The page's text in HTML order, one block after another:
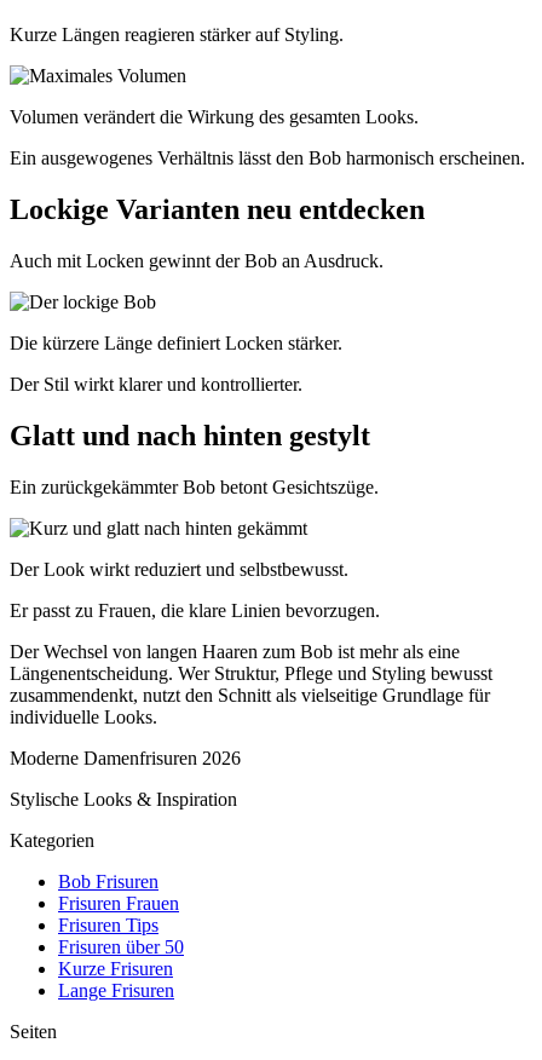
Kurze Längen reagieren stärker auf Styling.
Volumen verändert die Wirkung des gesamten Looks.
Ein ausgewogenes Verhältnis lässt den Bob harmonisch erscheinen.
Lockige Varianten neu entdecken
Auch mit Locken gewinnt der Bob an Ausdruck.
Die kürzere Länge definiert Locken stärker.
Der Stil wirkt klarer und kontrollierter.
Glatt und nach hinten gestylt
Ein zurückgekämmter Bob betont Gesichtszüge.
Der Look wirkt reduziert und selbstbewusst.
Er passt zu Frauen, die klare Linien bevorzugen.
Der Wechsel von langen Haaren zum Bob ist mehr als eine
Längenentscheidung. Wer Struktur, Pflege und Styling bewusst
zusammendenkt, nutzt den Schnitt als vielseitige Grundlage für
individuelle Looks.
Moderne Damenfrisuren 2026
Stylische Looks & Inspiration
Kategorien
Bob Frisuren
Frisuren Frauen
Frisuren Tips
Frisuren über 50
Kurze Frisuren
Lange Frisuren
Seiten